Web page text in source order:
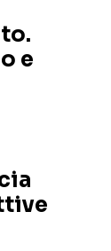
e